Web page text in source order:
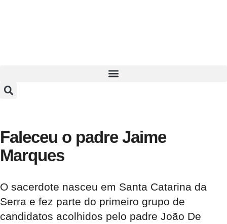
Faleceu o padre Jaime
Marques
O sacerdote nasceu em Santa Catarina da
Serra e fez parte do primeiro grupo de
candidatos acolhidos pelo padre João De